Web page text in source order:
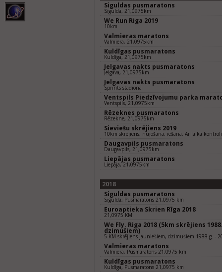
Siguldas pusmaratons
Sigulda, 21,0975km
We Run Riga 2019
10km
Valmieras maratons
Valmiera, 21,0975km
Kuldīgas pusmaratons
Kuldīga, 21,0975km
Jelgavas nakts pusmaratons
Jelgava, 21,0975km
Jelgavas nakts pusmaratons
Sprints stadionā
Ventspils Piedzīvojumu parka
Ventspils, 21,0975km
Rēzeknes pusmaratons
Rēzekne, 21,0975km
Sieviešu skrējiens 2019
10km skrējiens, nūjošana, iešana. Ar laika
Daugavpils pusmaratons
Daugavpils, 21,0975km
Liepājas pusmaratons
Liepāja, 21,0975km
2018
Siguldas pusmaratons
Sigulda, Pusmaratons 21,0975 km
Euroaptieka Skrien Rīga 2018
21,0975 KM
We Fly. Riga 2018 (5km skrējiens
dzimušiem)
5 KM skrējiens jauniešiem, dzimušiem 1988.g. -
Valmieras maratons
Valmiera, Pusmaratons 21,0975 km
Kuldīgas pusmaratons
Kuldīga, Pusmaratons 21,0975 km